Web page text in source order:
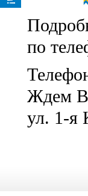
по
Ждем
ул. 1-я